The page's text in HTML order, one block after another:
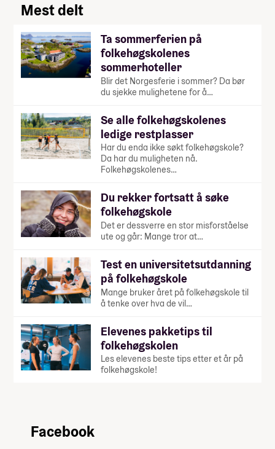
Mest delt
Ta sommerferien på
folkehøgskolenes
sommerhoteller
Blir det Norgesferie i sommer? Da bør
du sjekke mulighetene for å…
Se alle folkehøgskolenes
ledige restplasser
Har du enda ikke søkt folkehøgskole?
Da har du muligheten nå.
Folkehøgskolenes…
Du rekker fortsatt å søke
folkehøgskole
Det er dessverre en stor misforståelse
ute og går: Mange tror at…
Test en universitetsutdanning
på folkehøgskole
Mange bruker året på folkehøgskole til
å tenke over hva de vil…
Elevenes pakketips til
folkehøgskolen
Les elevenes beste tips etter et år på
folkehøgskole!
Facebook